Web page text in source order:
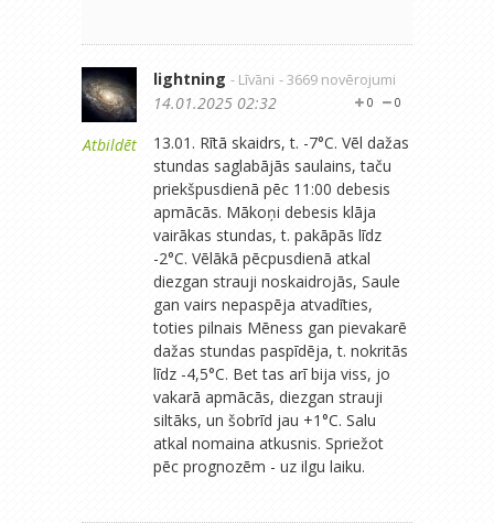
Atbildēt
lightning - Līvāni - 3669 novērojumi
0
0
14.01.2025 02:32
13.01. Rītā skaidrs, t. -7°C. Vēl dažas
stundas saglabājās saulains, taču
priekšpusdienā pēc 11:00 debesis
apmācās. Mākoņi debesis klāja
vairākas stundas, t. pakāpās līdz
-2°C. Vēlākā pēcpusdienā atkal
diezgan strauji noskaidrojās, Saule
gan vairs nepaspēja atvadīties,
toties pilnais Mēness gan pievakarē
dažas stundas paspīdēja, t. nokritās
līdz -4,5°C. Bet tas arī bija viss, jo
vakarā apmācās, diezgan strauji
siltāks, un šobrīd jau +1°C. Salu
atkal nomaina atkusnis. Spriežot
pēc prognozēm - uz ilgu laiku.